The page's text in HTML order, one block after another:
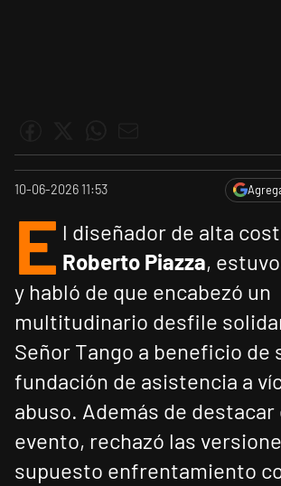
10-06-2026 11:53
E l diseñador de alta
Roberto Piazza,
y habló de que encabezó un
multitudinario desfile
Señor Tango a beneficio de
fundación de asistencia a
abuso. Además de
evento, rechazó las
supuesto enfrentamiento